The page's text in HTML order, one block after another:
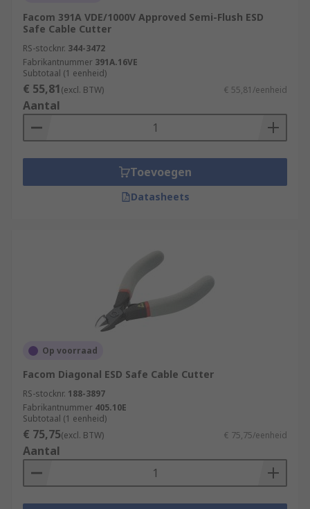
Facom 391A VDE/1000V Approved Semi-Flush ESD
Safe Cable Cutter
RS-stocknr. 344-3472
Fabrikantnummer 391A.16VE
Subtotaal (1 eenheid)
€ 55,81(excl. BTW) € 55,81/eenheid
Aantal
Toevoegen
Datasheets
Op voorraad
Facom Diagonal ESD Safe Cable Cutter
RS-stocknr. 188-3897
Fabrikantnummer 405.10E
Subtotaal (1 eenheid)
€ 75,75(excl. BTW) € 75,75/eenheid
Aantal